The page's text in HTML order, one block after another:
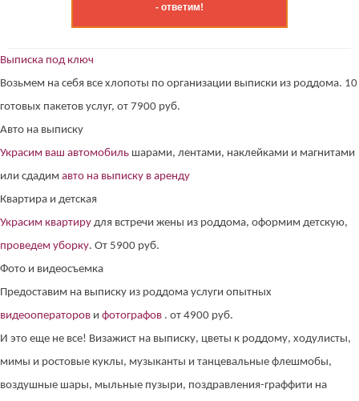
- ответим!
Выписка под ключ
Возьмем на себя все хлопоты по организации выписки из роддома. 10
готовых пакетов услуг, от 7900 руб.
Авто на выписку
Украсим ваш автомобиль шарами, лентами, наклейками и магнитами
или сдадим авто на выписку в аренду
Квартира и детская
Украсим квартиру для встречи жены из роддома, оформим детскую,
проведем уборку. От 5900 руб.
Фото и видеосъемка
Предоставим на выписку из роддома услуги опытных
видеооператоров и фотографов . от 4900 руб.
И это еще не все! Визажист на выписку, цветы к роддому, ходулисты,
мимы и ростовые куклы, музыканты и танцевальные флешмобы,
воздушные шары, мыльные пузыри, поздравления-граффити на